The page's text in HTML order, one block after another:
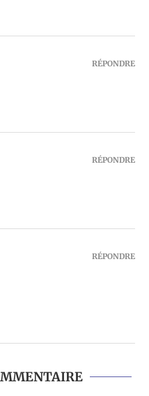
RÉPONDRE
RÉPONDRE
RÉPONDRE